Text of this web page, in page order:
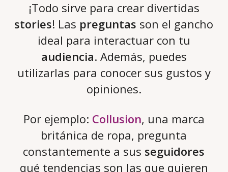
¡Todo sirve para crear divertidas
stories! Las preguntas son el gancho
ideal para interactuar con tu
audiencia. Además, puedes
utilizarlas para conocer sus gustos y
opiniones.
Por ejemplo: Collusion, una marca
británica de ropa, pregunta
constantemente a sus seguidores
qué tendencias son las que quieren